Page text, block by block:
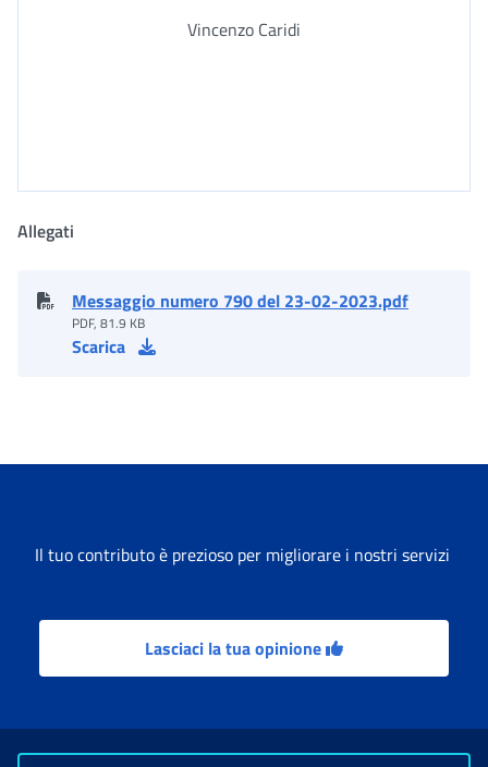
Vincenzo Caridi
Allegati
Messaggio numero 790 del 23-02-2023.pdf
PDF, 81.9 KB
Scarica
Il tuo contributo è prezioso per migliorare i nostri servizi
Lasciaci la tua opinione